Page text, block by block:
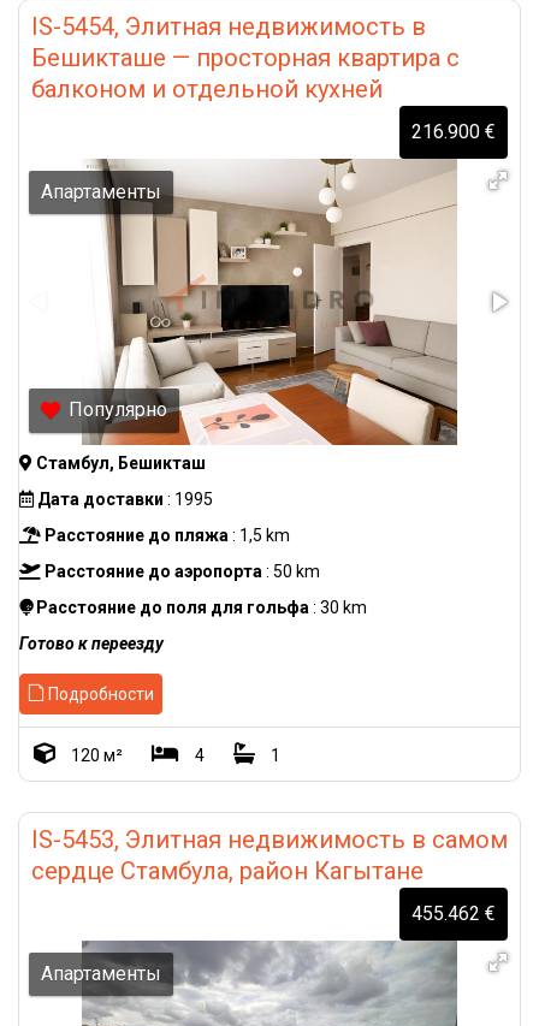
IS-5454, Элитная недвижимость в
Бешикташе — просторная квартира с
балконом и отдельной кухней
216.900 €
Апартаменты
Популярно
Стамбул, Бешикташ
Дата доставки : 1995
Расстояние до пляжа : 1,5 km
Расстояние до аэропорта : 50 km
Расстояние до поля для гольфа : 30 km
Готово к переезду
Подробности
120 м² 4 1
IS-5453, Элитная недвижимость в самом
сердце Стамбула, район Кагытане
455.462 €
Апартаменты